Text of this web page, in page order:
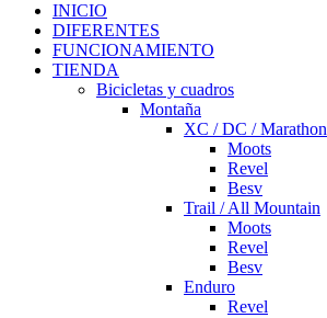
INICIO
DIFERENTES
FUNCIONAMIENTO
TIENDA
Bicicletas y cuadros
Montaña
XC / DC / Marathon
Moots
Revel
Besv
Trail / All Mountain
Moots
Revel
Besv
Enduro
Revel